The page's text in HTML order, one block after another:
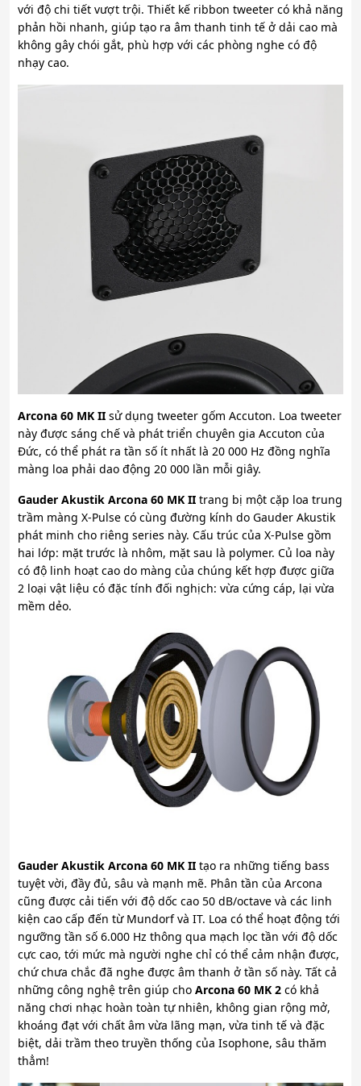
với độ chi tiết vượt trội. Thiết kế ribbon tweeter có khả năng
phản hồi nhanh, giúp tạo ra âm thanh tinh tế ở dải cao mà
không gây chói gắt, phù hợp với các phòng nghe có độ
nhạy cao.
Arcona 60 MK II sử dụng tweeter gốm Accuton. Loa tweeter
này được sáng chế và phát triển chuyên gia Accuton của
Đức, có thể phát ra tần số ít nhất là 20 000 Hz đồng nghĩa
màng loa phải dao động 20 000 lần mỗi giây.
Gauder Akustik Arcona 60 MK II trang bị một cặp loa trung
trầm màng X-Pulse có cùng đường kính do Gauder Akustik
phát minh cho riêng series này. Cấu trúc của X-Pulse gồm
hai lớp: mặt trước là nhôm, mặt sau là polymer. Củ loa này
có độ linh hoạt cao do màng của chúng kết hợp được giữa
2 loại vật liệu có đặc tính đối nghịch: vừa cứng cáp, lại vừa
mềm dẻo.
Gauder Akustik Arcona 60 MK II tạo ra những tiếng bass
tuyệt vời, đầy đủ, sâu và mạnh mẽ. Phân tần của Arcona
cũng được cải tiến với độ dốc cao 50 dB/octave và các linh
kiện cao cấp đến từ Mundorf và IT. Loa có thể hoạt động tới
ngưỡng tần số 6.000 Hz thông qua mạch lọc tần với độ dốc
cực cao, tới mức mà người nghe chỉ có thể cảm nhận được,
chứ chưa chắc đã nghe được âm thanh ở tần số này. Tất cả
những công nghệ trên giúp cho Arcona 60 MK 2 có khả
năng chơi nhạc hoàn toàn tự nhiên, không gian rộng mở,
khoáng đạt với chất âm vừa lãng mạn, vừa tinh tế và đặc
biệt, dải trầm theo truyền thống của Isophone, sâu thăm
thẳm!